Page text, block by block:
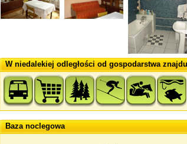
W niedalekiej odległości od gospodarstwa
Baza noclegowa